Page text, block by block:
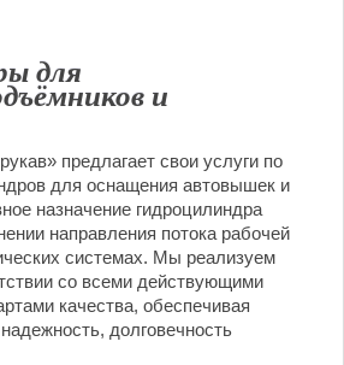
для
и
предлагает свои услуги по
для оснащения автовышек и
назначение гидроцилиндра
направления потока рабочей
системах. Мы реализуем
со всеми действующими
качества, обеспечивая
долговечность